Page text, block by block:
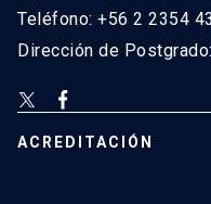
Teléfono: +56 2 2354
Dirección de
ACREDITACIÓN